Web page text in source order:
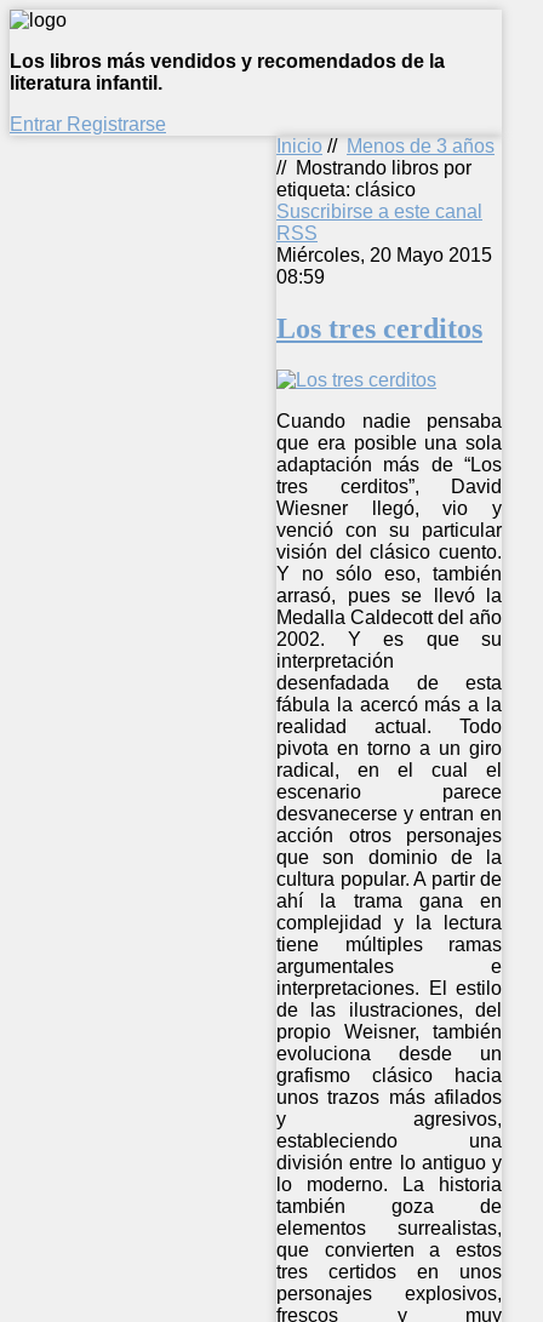
Los libros más vendidos y recomendados de la
literatura infantil.
Entrar Registrarse
Inicio // Menos de 3 años
// Mostrando libros por
etiqueta: clásico
Suscribirse a este canal
RSS
Miércoles, 20 Mayo 2015
08:59
Los tres cerditos
Cuando nadie pensaba
que era posible una sola
adaptación más de “Los
tres cerditos”, David
Wiesner llegó, vio y
venció con su particular
visión del clásico cuento.
Y no sólo eso, también
arrasó, pues se llevó la
Medalla Caldecott del año
2002. Y es que su
interpretación
desenfadada de esta
fábula la acercó más a la
realidad actual. Todo
pivota en torno a un giro
radical, en el cual el
escenario parece
desvanecerse y entran en
acción otros personajes
que son dominio de la
cultura popular. A partir de
ahí la trama gana en
complejidad y la lectura
tiene múltiples ramas
argumentales e
interpretaciones. El estilo
de las ilustraciones, del
propio Weisner, también
evoluciona desde un
grafismo clásico hacia
unos trazos más afilados
y agresivos,
estableciendo una
división entre lo antiguo y
lo moderno. La historia
también goza de
elementos surrealistas,
que convierten a estos
tres certidos en unos
personajes explosivos,
frescos y muy